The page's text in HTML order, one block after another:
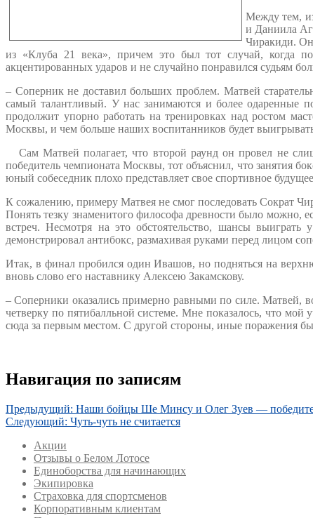
Между тем,
и Даниила
Чиракиди.
из «Клуба 21 века», причем это был тот случай, когда
акцентированных ударов и не случайно понравился судьям
– Соперник не доставил больших проблем. Матвей
самый талантливый. У нас занимаются и более одаренные
продолжит упорно работать на тренировках над ростом
Москвы, и чем больше наших воспитанников будет
Сам Матвей полагает, что второй раунд он провел не
победитель чемпионата Москвы, тот объяснил, что занятия
юный собеседник плохо представляет свое спортивное
К сожалению, примеру Матвея не смог последовать Сократ
Понять тезку знаменитого философа древности было можно,
встреч. Несмотря на это обстоятельство, шансы
демонстрировал антибокс, размахивая руками перед лицом
Итак, в финал пробился один Ивашов, но подняться на
вновь слово его наставнику Алексею Закамскову.
– Соперники оказались примерно равными по силе. Матвей,
четверку по пятибалльной системе. Мне показалось, что мой
сюда за первым местом. С другой стороны, иные поражения
Навигация по записям
Предыдущий: Наши бойцы Ше Минсу и Олег Зуев —
Следующий: Чуть-чуть не считается
Акции
Отзывы о Белом Лотосе
Единоборства для начинающих
Экипировка
Страховка для спортсменов
Корпоративным клиентам